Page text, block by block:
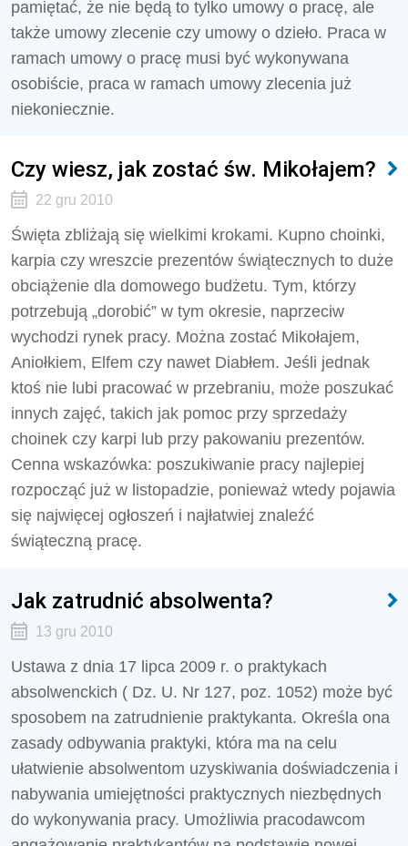
pamiętać, że nie będą to tylko umowy o pracę, ale
także umowy zlecenie czy umowy o dzieło. Praca w
ramach umowy o pracę musi być wykonywana
osobiście, praca w ramach umowy zlecenia już
niekoniecznie.
Czy wiesz, jak zostać św. Mikołajem?
22 gru 2010
Święta zbliżają się wielkimi krokami. Kupno choinki,
karpia czy wreszcie prezentów świątecznych to duże
obciążenie dla domowego budżetu. Tym, którzy
potrzebują „dorobić” w tym okresie, naprzeciw
wychodzi rynek pracy. Można zostać Mikołajem,
Aniołkiem, Elfem czy nawet Diabłem. Jeśli jednak
ktoś nie lubi pracować w przebraniu, może poszukać
innych zajęć, takich jak pomoc przy sprzedaży
choinek czy karpi lub przy pakowaniu prezentów.
Cenna wskazówka: poszukiwanie pracy najlepiej
rozpocząć już w listopadzie, ponieważ wtedy pojawia
się najwięcej ogłoszeń i najłatwiej znaleźć
świąteczną pracę.
Jak zatrudnić absolwenta?
13 gru 2010
Ustawa z dnia 17 lipca 2009 r. o praktykach
absolwenckich ( Dz. U. Nr 127, poz. 1052) może być
sposobem na zatrudnienie praktykanta. Określa ona
zasady odbywania praktyki, która ma na celu
ułatwienie absolwentom uzyskiwania doświadczenia i
nabywania umiejętności praktycznych niezbędnych
do wykonywania pracy. Umożliwia pracodawcom